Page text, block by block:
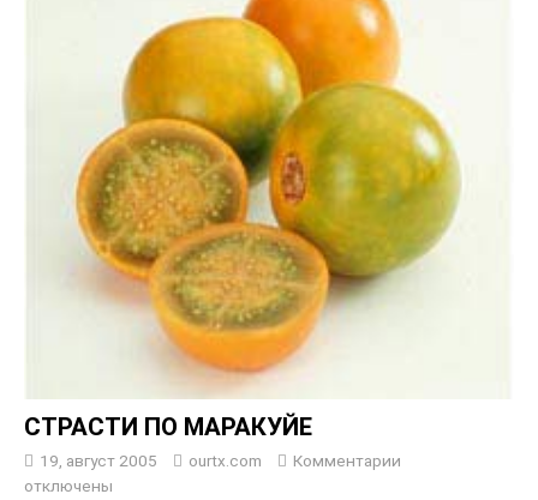
СТРАСТИ ПО МАРАКУЙЕ
19, август 2005 ourtx.com
Комментарии
отключены